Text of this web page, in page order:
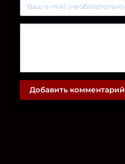
Добавить комментарий